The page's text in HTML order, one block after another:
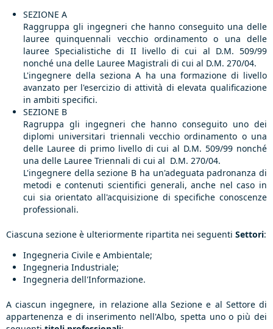
SEZIONE A
Raggruppa gli ingegneri che hannoconseguito una delle
lauree quinquennali vecchio ordinamento o una delle
lauree Specialistiche di II livello di cui al D.M. 509/99
nonché una delle Lauree Magistrali di cui al D.M. 270/04.
L'ingegnere della seziona A ha una formazione di livello
avanzato per l'esercizio di attività di elevata qualificazione
in ambiti specifici.
SEZIONE B
Ragruppa gli ingegneri che hanno conseguito uno dei
diplomi universitari triennali vecchio ordinamento o una
delle Lauree di primo livello di cui al D.M. 509/99 nonché
una delle Lauree Triennali di cui al D.M. 270/04.
L'ingegnere della sezione B ha un'adeguata padronanza di
metodi e contenuti scientifici generali, anche nel caso in
cui sia orientato all'acquisizione di specifiche conoscenze
professionali.
Ciascuna sezione è ulteriormente ripartita nei seguenti Settori:
Ingegneria Civile e Ambientale;
Ingegneria Industriale;
Ingegneria dell'Informazione.
A ciascun ingegnere, in relazione alla Sezione e al Settore di
appartenenza e di inserimento nell'Albo, spetta uno o più dei